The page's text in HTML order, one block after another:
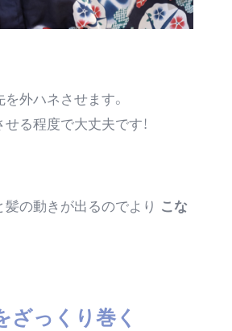
外ハネさせます。
る程度で大丈夫です！
の動きが出るのでより こな
ざっくり巻く